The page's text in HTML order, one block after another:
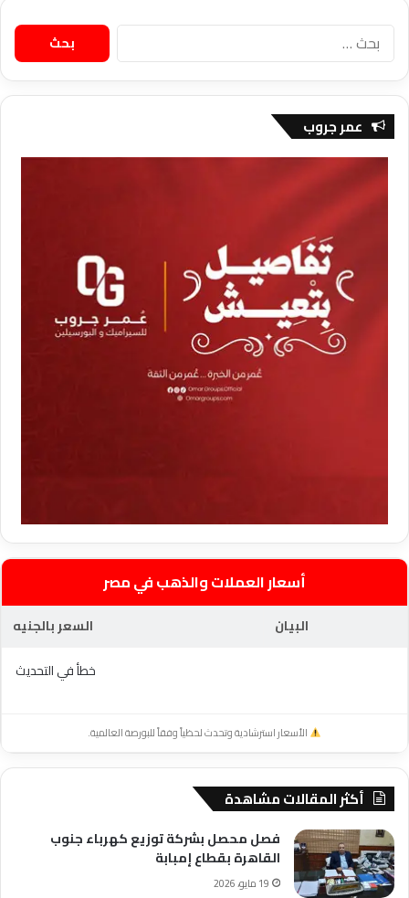
البحث
عن:
عمر جروب
أسعار العملات والذهب في مصر
البيان
السعر بالجنيه
خطأ في التحديث
الأسعار استرشادية وتحدث لحظياً وفقاً للبورصة العالمية.
أكثر المقالات مشاهدة
فصل محصل بشركة توزيع كهرباء جنوب
القاهرة بقطاع إمبابة
19 مايو، 2026